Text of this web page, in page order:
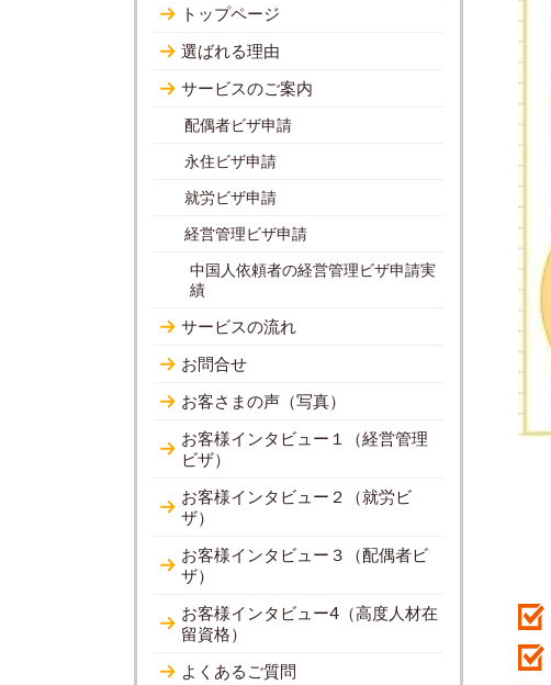
トップページ
選ばれる理由
サービスのご案内
配偶者ビザ申請
永住ビザ申請
就労ビザ申請
経営管理ビザ申請
中国人依頼者の経営管理ビザ申請実
績
サービスの流れ
お問合せ
お客さまの声（写真）
お客様インタビュー１（経営管理
ビザ）
お客様インタビュー２（就労ビ
ザ）
お客様インタビュー３（配偶者ビ
ザ）
お客様インタビュー4（高度人材在
留資格）
よくあるご質問